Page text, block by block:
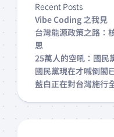
Recent Posts
Vibe Coding 之我見
台灣能源政策之路：
思
25萬人的空吼：國民
國民黨現在才喊倒閣
藍白正在對台灣施行